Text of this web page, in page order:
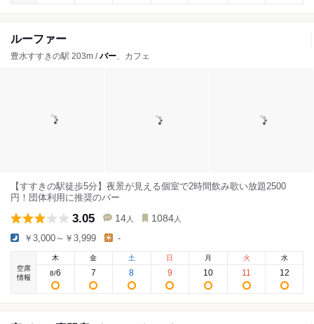
ルーファー
豊水すすきの駅 203m /バー、カフェ
【すすきの駅徒歩5分】夜景が見える個室で2時間飲み歌い放題2500
円！団体利用に推奨のバー
3.05 14 人 1084 人
￥3,000～￥3,999 -
空席
情報
木
8/6
金
7
土
8
日
9
月
10
火
11
水
12